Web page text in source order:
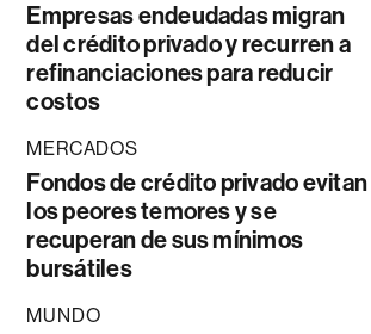
Empresas endeudadas migran
del crédito privado y recurren a
refinanciaciones para reducir
costos
MERCADOS
Fondos de crédito privado evitan
los peores temores y se
recuperan de sus mínimos
bursátiles
MUNDO